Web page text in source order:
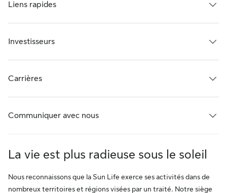
Liens rapides
Investisseurs
Carrières
Communiquer avec nous
La vie est plus radieuse sous le soleil
Nous reconnaissons que la Sun Life exerce ses activités dans de
nombreux territoires et régions visées par un traité. Notre siège